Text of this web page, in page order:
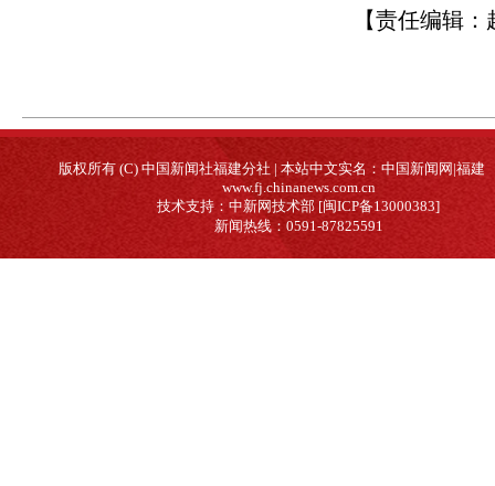
【责任编辑：
版权所有 (C) 中国新闻社福建分社 | 本站中文实名：中国新闻网|福建
www.fj.chinanews.com.cn
技术支持：中新网技术部 [闽ICP备13000383]
新闻热线：0591-87825591